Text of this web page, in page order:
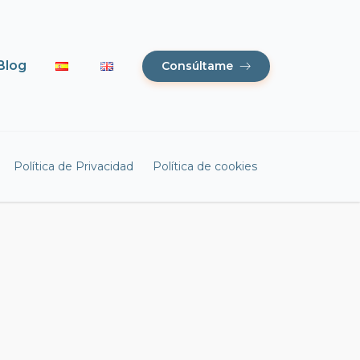
Consúltame
Política de Privacidad Política de cookies